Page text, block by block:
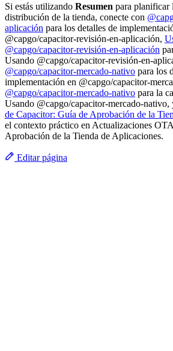
Si estás utilizando Resumen para planificar
distribución de la tienda, conecte con
aplicación para los detalles de
@capgo/capacitor-revisión-en-aplicación,
@capgo/capacitor-revisión-en-aplicación
Usando @capgo/capacitor-revisión-en-
@capgo/capacitor-mercado-nativo para los
implementación en @capgo/capacitor-
@capgo/capacitor-mercado-nativo para la
Usando @capgo/capacitor-mercado-nativo,
de Capacitor: Guía de Aprobación de la
el contexto práctico en Actualizaciones
Aprobación de la Tienda de Aplicaciones.
Editar página